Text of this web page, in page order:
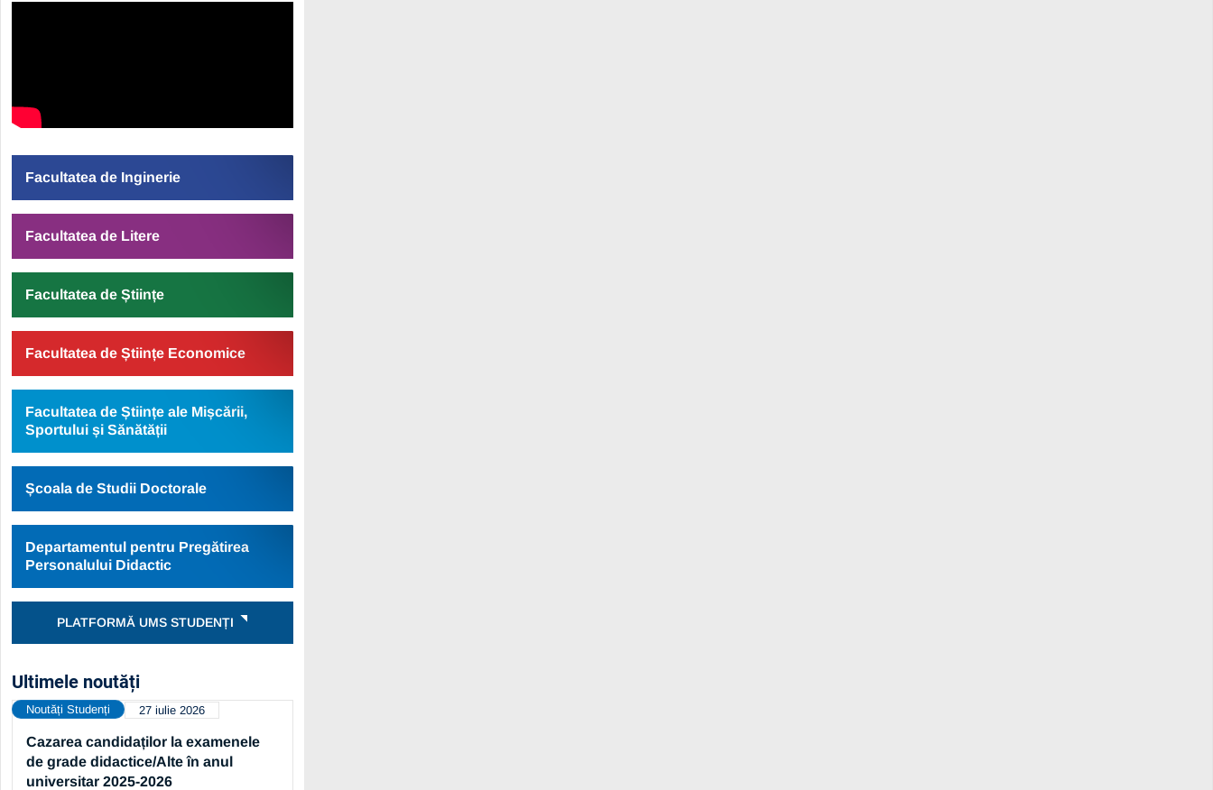
Facultatea de Inginerie
Facultatea de Litere
Facultatea de Științe
Facultatea de Științe Economice
Facultatea de Științe ale Mișcării,
Sportului și Sănătății
Școala de Studii Doctorale
Departamentul pentru Pregătirea
Personalului Didactic
PLATFORMĂ UMS STUDENȚI
Ultimele noutăți
Cazarea candidaților la examenele
de grade didactice/Alte în anul
universitar 2025-2026
Noutăți Studenți 27 iulie 2026